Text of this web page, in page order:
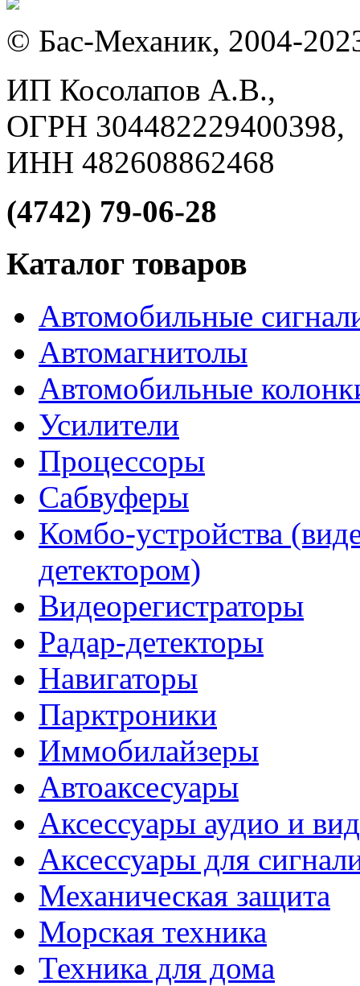
© Бас-Механик, 2004-
ИП Косолапов А.В.,
ОГРН 304482229400398,
ИНН 482608862468
(4742) 79-06-28
Каталог товаров
Автомобильные
Автомагнитолы
Автомобильные
Усилители
Процессоры
Сабвуферы
Комбо-устройства
детектором)
Видеорегистраторы
Радар-детекторы
Навигаторы
Парктроники
Иммобилайзеры
Автоаксесуары
Аксессуары аудио и
Аксессуары для
Механическая защита
Морская техника
Техника для дома